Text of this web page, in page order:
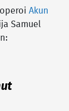
Akun
Samuel